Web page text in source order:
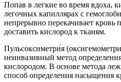
Попав в легкие во время вдоха,
легочных капиллярах с
непрерывно перекачивает кровь
доставить кислород к тканям.
Пульсоксиметри́я
неинвазивный метод
кислородом. В основе метода
способ определения насыщения